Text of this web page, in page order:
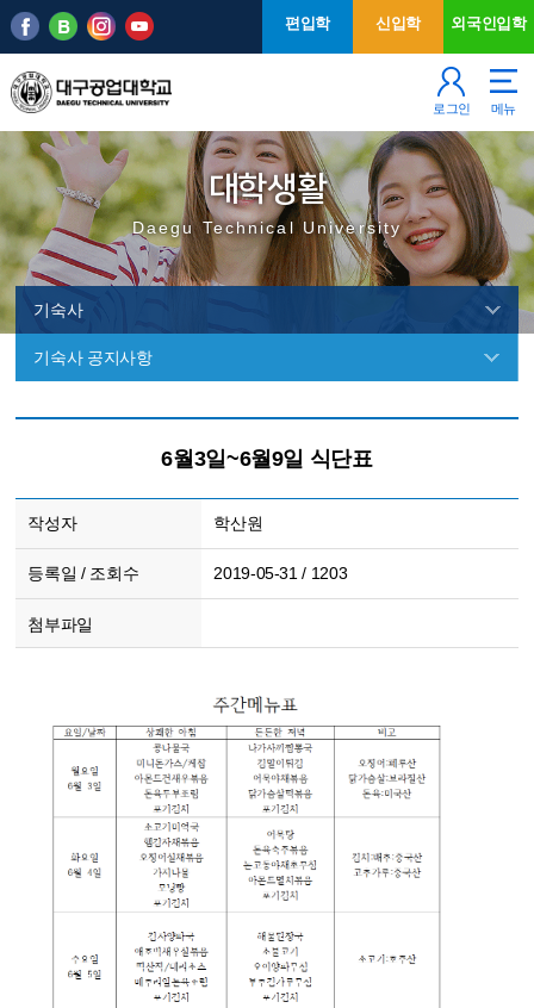
주메뉴
본문 바로가기
편입학 신입학 외국인입학
로그인 메뉴
대학생활
Daegu Technical University
기숙사
기숙사 공지사항
6월3일~6월9일 식단표
작성자 학산원
등록일 / 조회수 2019-05-31 / 1203
첨부파일